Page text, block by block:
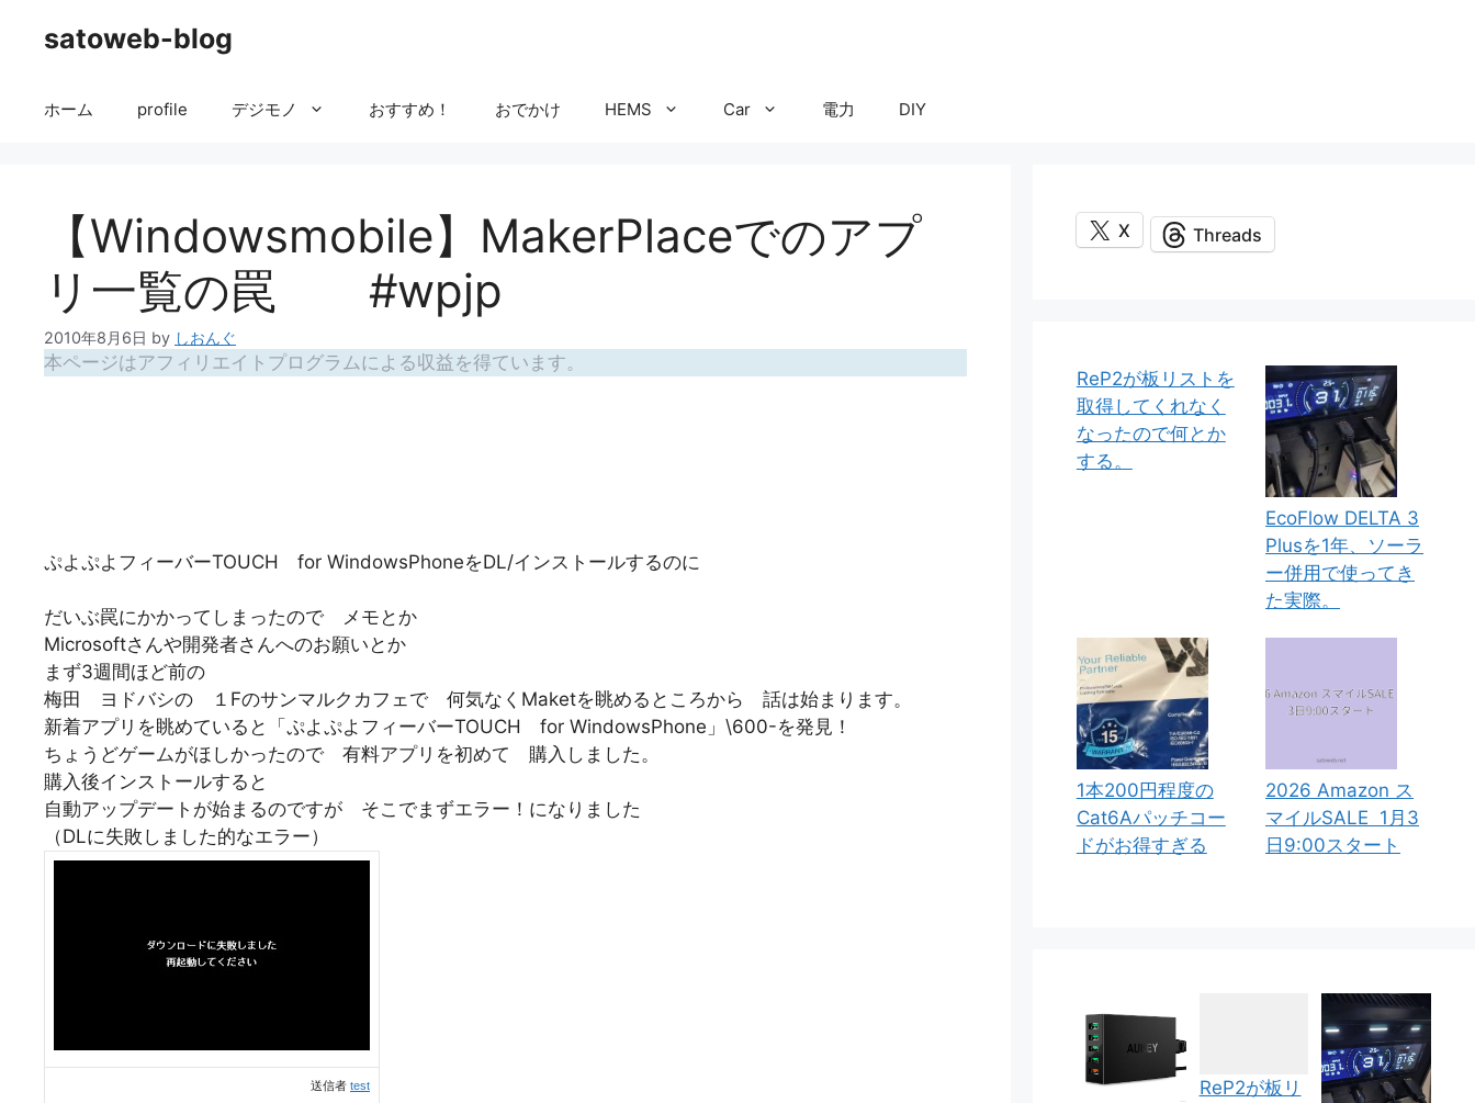
satoweb-blog
ホーム profile デジモノ おすすめ！ おでかけ HEMS Car 電力 DIY
【Windowsmobile】MakerPlaceでのアプ
リ一覧の罠 #wpjp
2010年8月6日 by しおんぐ
本ページはアフィリエイトプログラムによる収益を得ています。
ぷよぷよフィーバーTOUCH for WindowsPhoneをDL/インストールするのに
だいぶ罠にかかってしまったので メモとか
Microsoftさんや開発者さんへのお願いとか
まず3週間ほど前の
梅田 ヨドバシの １Fのサンマルクカフェで 何気なくMaketを眺めるところから 話は始まります。
新着アプリを眺めていると「ぷよぷよフィーバーTOUCH for WindowsPhone」\600-を発見！
ちょうどゲームがほしかったので 有料アプリを初めて 購入しました。
購入後インストールすると
自動アップデートが始まるのですが そこでまずエラー！になりました
（DLに失敗しました的なエラー）
送信者 test
X Threads
ReP2が板リストを
取得してくれなく
なったので何とか
する。
EcoFlow DELTA 3
Plusを1年、ソーラ
ー併用で使ってき
た実際。
1本200円程度の
Cat6Aパッチコー
ドがお得すぎる
2026 Amazon ス
マイルSALE 1月3
日9:00スタート
ReP2が板リ